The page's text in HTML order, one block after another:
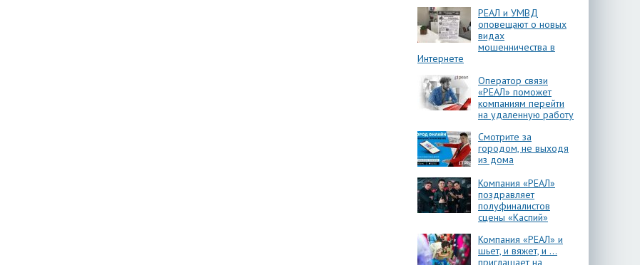
РЕАЛ и УМВД
оповещают о новых
видах
мошенничества в
Интернете
Оператор связи
«РЕАЛ» поможет
компаниям перейти
на удаленную работу
Смотрите за
городом, не выходя
из дома
Компания «РЕАЛ»
поздравляет
полуфиналистов
сцены «Каспий»
Компания «РЕАЛ» и
шьет, и вяжет, и …
приглашает на